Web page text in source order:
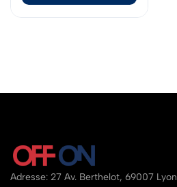
Adresse: 27 Av. Berthelot, 69007 Lyon